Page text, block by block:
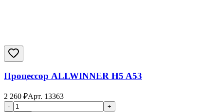
Процессор ALLWINNER H5 A53
2 260 ₽Арт. 13363
-
+